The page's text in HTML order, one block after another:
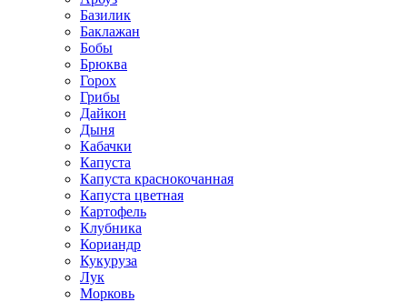
Базилик
Баклажан
Бобы
Брюква
Горох
Грибы
Дайкон
Дыня
Кабачки
Капуста
Капуста краснокочанная
Капуста цветная
Картофель
Клубника
Кориандр
Кукуруза
Лук
Морковь